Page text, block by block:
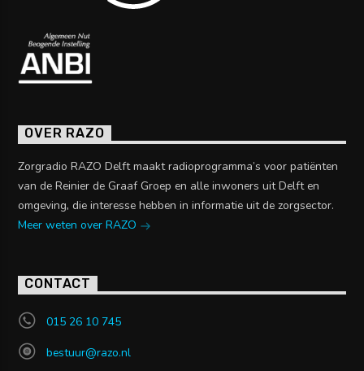
OVER RAZO
Zorgradio RAZO Delft maakt radioprogramma’s voor patiënten
van de Reinier de Graaf Groep en alle inwoners uit Delft en
omgeving, die interesse hebben in informatie uit de zorgsector.
Meer weten over RAZO
CONTACT
015 26 10 745
bestuur@razo.nl